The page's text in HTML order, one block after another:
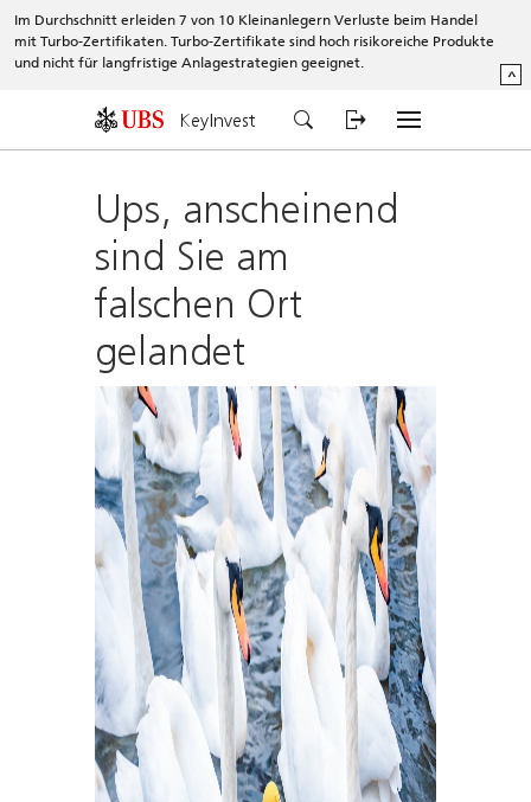
Im Durchschnitt erleiden 7 von 10 Kleinanlegern Verluste beim Handel
mit Turbo-Zertifikaten. Turbo-Zertifikate sind hoch risikoreiche Produkte
und nicht für langfristige Anlagestrategien geeignet.
^
KeyInvest
Ups, anscheinend
sind Sie am
falschen Ort
gelandet